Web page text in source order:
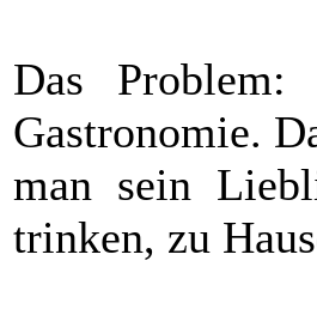
Das
Gastronomie.
man sein
trinken, zu